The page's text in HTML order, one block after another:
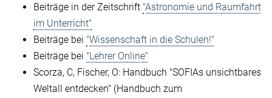
Beiträge in der Zeitschrift "Astronomie und Raumfahrt
im Unterricht"
Beiträge bei "Wissenschaft in die Schulen!"
Beiträge bei "Lehrer Online“
Scorza, C, Fischer, O: Handbuch "SOFIAs unsichtbares
Weltall entdecken" (Handbuch zum